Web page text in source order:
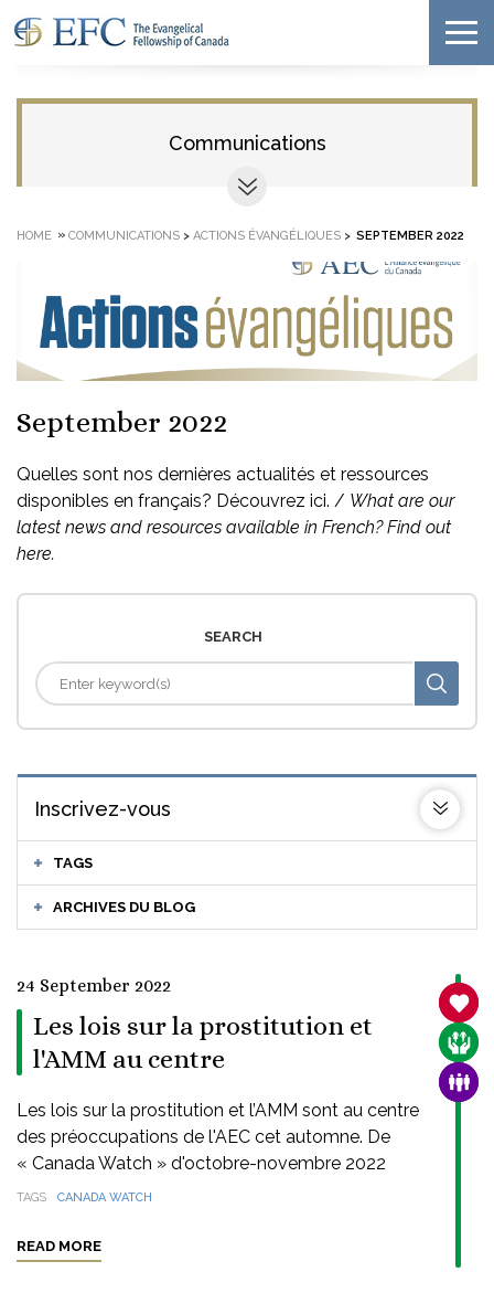
Communications
HOME » COMMUNICATIONS > ACTIONS ÉVANGÉLIQUES > SEPTEMBER 2022
September 2022
Quelles sont nos dernières actualités et ressources
disponibles en français? Découvrez ici. / What are our
latest news and resources available in French? Find out
here.
SEARCH
Inscrivez-vous
TAGS
ARCHIVES DU BLOG
24 September 2022
Les lois sur la prostitution et
l'AMM au centre
Les lois sur la prostitution et l’AMM sont au centre
des préoccupations de l'AEC cet automne. De
« Canada Watch » d'octobre-novembre 2022
TAGS CANADA WATCH
READ MORE